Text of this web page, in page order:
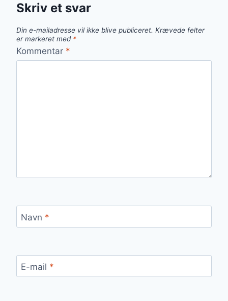
Skriv et svar
Din e-mailadresse vil ikke blive publiceret. Krævede felter
er markeret med *
Kommentar *
Navn *
E-mail *